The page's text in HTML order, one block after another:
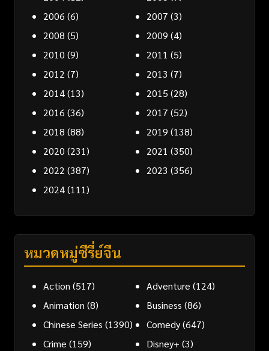
2006 (6) 2007 (3)
2008 (5) 2009 (4)
2010 (9) 2011 (5)
2012 (7) 2013 (7)
2014(13) 2015 (28)
2016 (36) 2017 (52)
2018 (88) 2019 (138)
2020 (231) 2021 (350)
2022 (387) 2023 (356)
2024(111)
หมวดหมู่ซีรี่ย์จีน
Action (517) Adventure (124)
Animation (8) Business (86)
Chinese Series (1390) Comedy(647)
Crime (159) Disney+ (3)